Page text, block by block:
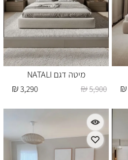
₪
מיטה דגם NATALI
₪5,900
₪ 3,290